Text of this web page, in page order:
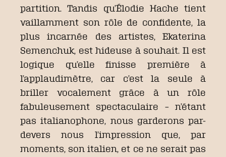
partition. Tandis qu’Élodie Hache tient
vaillamment son rôle de confidente, la
plus incarnée des artistes, Ekaterina
Semenchuk, est hideuse à souhait. Il est
logique qu’elle finisse première à
l’applaudimètre, car c’est la seule à
briller vocalement grâce à un rôle
fabuleusement spectaculaire – n’étant
pas italianophone, nous garderons par-
devers nous l’impression que, par
moments, son italien, et ce ne serait pas